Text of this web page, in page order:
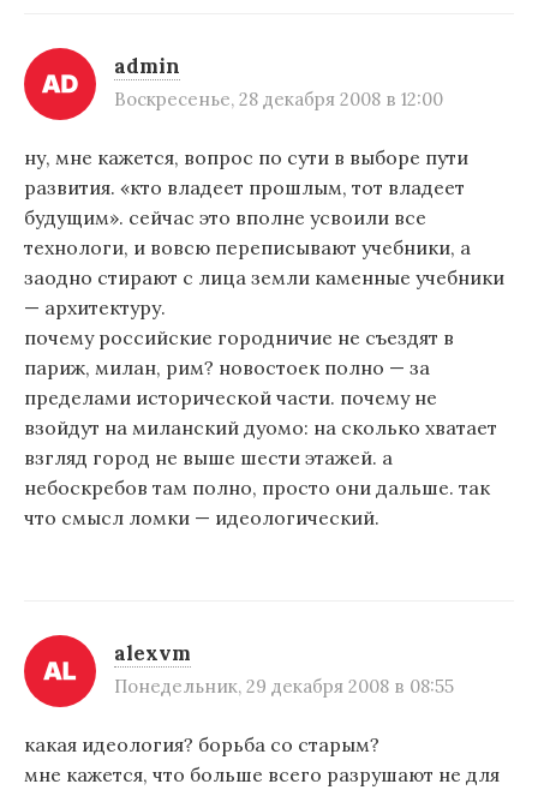
admin
Воскресенье, 28 декабря 2008 в 12:00
ну, мне кажется, вопрос по сути в выборе пути
развития. «кто владеет прошлым, тот владеет
будущим». сейчас это вполне усвоили все
технологи, и вовсю переписывают учебники, а
заодно стирают с лица земли каменные учебники
— архитектуру.
почему российские городничие не съездят в
париж, милан, рим? новостоек полно — за
пределами исторической части. почему не
взойдут на миланский дуомо: на сколько хватает
взгляд город не выше шести этажей. а
небоскребов там полно, просто они дальше. так
что смысл ломки — идеологический.
alexvm
Понедельник, 29 декабря 2008 в 08:55
какая идеология? борьба со старым?
мне кажется, что больше всего разрушают не для